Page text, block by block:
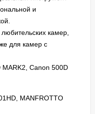
и
камер,
для камер с
Canon 500D
MANFROTTO